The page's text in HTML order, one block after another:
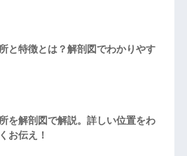
と特徴とは？解剖図でわかりやす
を解剖図で解説。詳しい位置をわ
お伝え！